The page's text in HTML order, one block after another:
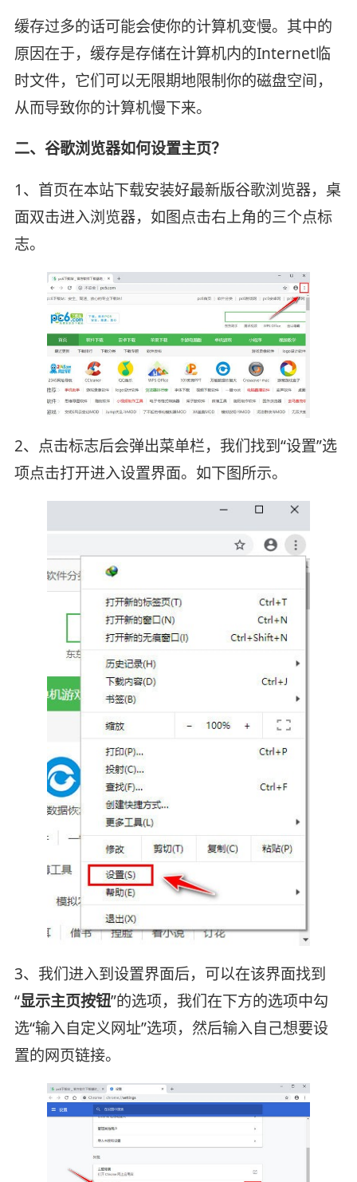
缓存过多的话可能会使你的计算机变慢。其中的
原因在于，缓存是存储在计算机内的Internet临
时文件，它们可以无限期地限制你的磁盘空间，
从而导致你的计算机慢下来。
二、谷歌浏览器如何设置主页？
1、首页在本站下载安装好最新版谷歌浏览器，桌
面双击进入浏览器，如图点击右上角的三个点标
志。
2、点击标志后会弹出菜单栏，我们找到“设置”选
项点击打开进入设置界面。如下图所示。
3、我们进入到设置界面后，可以在该界面找到
“显示主页按钮”的选项，我们在下方的选项中勾
选“输入自定义网址”选项，然后输入自己想要设
置的网页链接。